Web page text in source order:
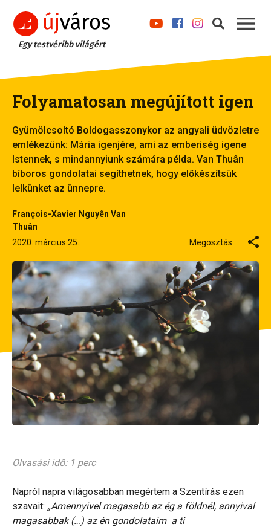
Egy testvéribb világért
Folyamatosan megújított igen
Gyümölcsoltó Boldogasszonykor az angyali üdvözletre
emlékezünk: Mária igenjére, ami az emberiség igene
Istennek, s mindannyiunk számára példa. Van Thuân
bíboros gondolatai segíthetnek, hogy előkészítsük
lelkünket az ünnepre.
François-Xavier Nguyên Van
Thuân
2020. március 25.
Megosztás:
Olvasási idő: 1 perc
Napról napra világosabban megértem a Szentírás ezen
szavait: „Amennyivel magasabb az ég a földnél, annyival
magasabbak (…) az én gondolataim a ti